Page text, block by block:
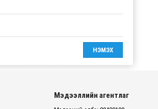
Мэдээллийн агентлаг